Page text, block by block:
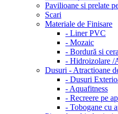
Pavilioane si prelate
Scari
Materiale de Finisare
- Liner PVC
- Mozaic
- Bordură si
- Hidroizolare /
Dusuri - Atractioane
- Dusuri
- Aquafitness
- Recreere pe
- Tobogane cu